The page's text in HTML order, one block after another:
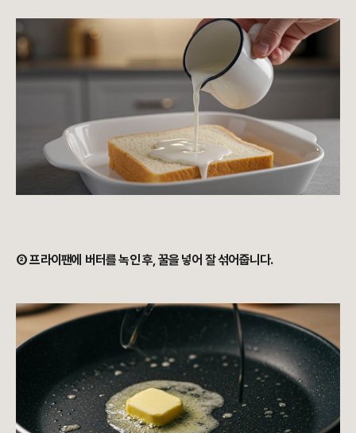
② 프라이팬에 버터를 녹인 후, 꿀을 넣어 잘 섞어줍니다.